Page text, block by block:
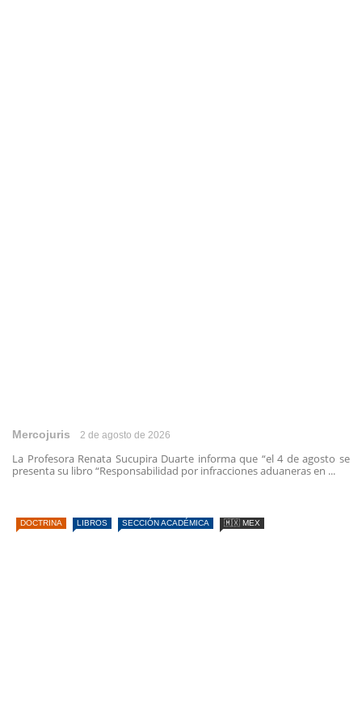
Mercojuris 2 de agosto de 2026
La Profesora Renata Sucupira Duarte informa que “el 4 de agosto se
presenta su libro “Responsabilidad por infracciones aduaneras en ...
DOCTRINA LIBROS SECCIÓN ACADÉMICA 🇲🇽 MEX